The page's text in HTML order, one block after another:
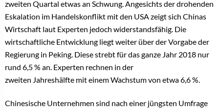
zweiten Quartal etwas an Schwung. Angesichts der drohenden
Eskalation im Handelskonflikt mit den USA zeigt sich Chinas
Wirtschaft laut Experten jedoch widerstandsfähig. Die
wirtschaftliche Entwicklung liegt weiter über der Vorgabe der
Regierung in Peking. Diese strebt für das ganze Jahr 2018 nur
rund 6,5 % an. Experten rechnen in der
zweiten Jahreshälfte mit einem Wachstum von etwa 6,6 %.
Chinesische Unternehmen sind nach einer jüngsten Umfrage